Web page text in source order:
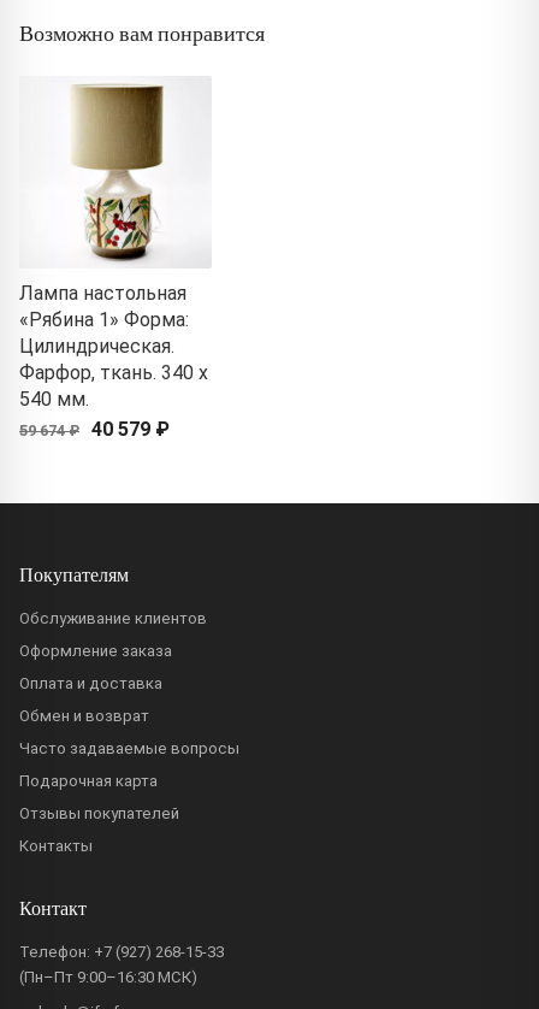
Возможно вам понравится
Лампа настольная
«Рябина 1» Форма:
Цилиндрическая.
Фарфор, ткань. 340 x
540 мм.
59 674 ₽ 40 579 ₽
Покупателям
Обслуживание клиентов
Оформление заказа
Оплата и доставка
Обмен и возврат
Часто задаваемые вопросы
Подарочная карта
Отзывы покупателей
Контакты
Контакт
Телефон: +7 (927) 268-15-33
(Пн–Пт 9:00–16:30 МСК)